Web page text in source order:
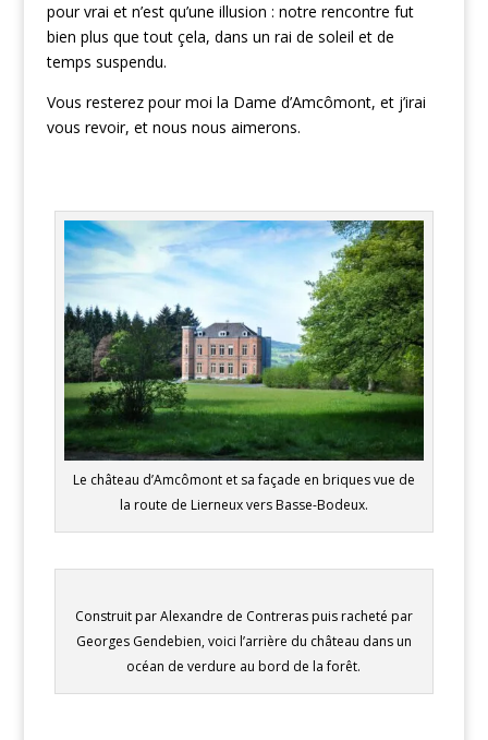
pour vrai et n’est qu’une illusion : notre rencontre fut
bien plus que tout çela, dans un rai de soleil et de
temps suspendu.
Vous resterez pour moi la Dame d’Amcômont, et j’irai
vous revoir, et nous nous aimerons.
Le château d’Amcômont et sa façade en briques vue de
la route de Lierneux vers Basse-Bodeux.
Construit par Alexandre de Contreras puis racheté par
Georges Gendebien, voici l’arrière du château dans un
océan de verdure au bord de la forêt.